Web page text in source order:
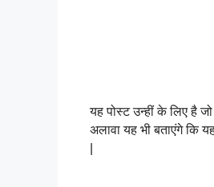
यह पोस्ट उन्हीं के लिए है
अलावा यह भी बताएंगे